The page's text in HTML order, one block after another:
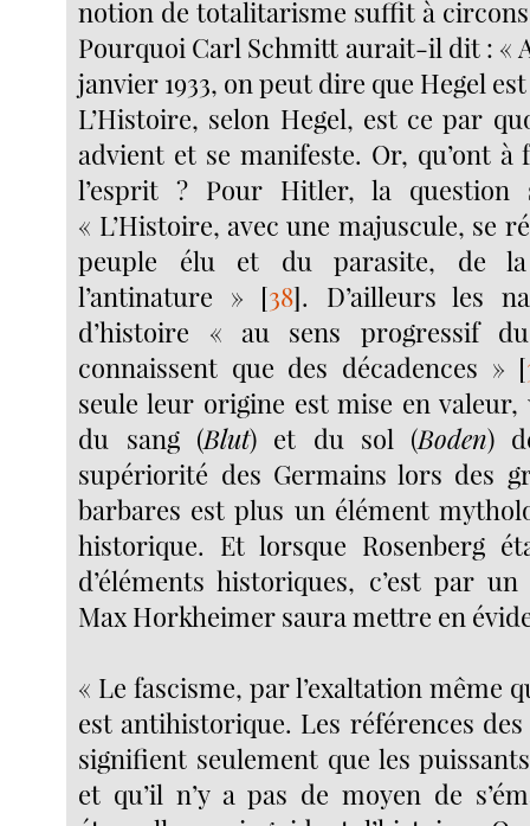
notion de totalitarisme suffit à
Pourquoi Carl Schmitt aurait-il dit : «
janvier 1933, on peut dire que Hegel
L’Histoire, selon Hegel, est ce par
advient et se manifeste. Or, qu’ont à
l’esprit ? Pour Hitler, la question
« L’Histoire, avec une majuscule, se
peuple élu et du parasite, de
l’antinature » [38]. D’ailleurs les
d’histoire « au sens progressif
connaissent que des décadences » [
seule leur origine est mise en
du sang (Blut) et du sol (Boden)
supériorité des Germains lors des
barbares est plus un élément
historique. Et lorsque Rosenberg
d’éléments historiques, c’est par
Max Horkheimer saura mettre en
« Le fascisme, par l’exaltation même
est antihistorique. Les références des
signifient seulement que les
et qu’il n’y a pas de moyen de